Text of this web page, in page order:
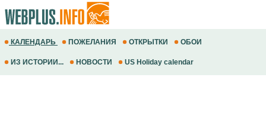
КАЛЕНДАРЬ ПОЖЕЛАНИЯ ОТКРЫТКИ ОБОИ
ИЗ ИСТОРИИ... НОВОСТИ US Holiday calendar